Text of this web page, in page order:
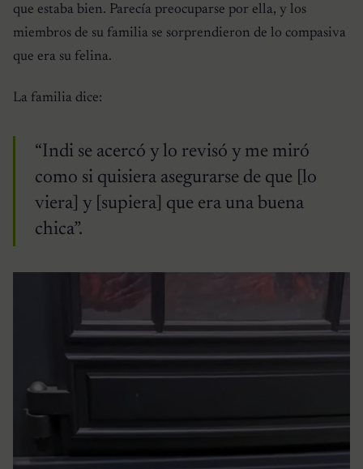
que estaba bien. Parecía preocuparse por ella, y los
miembros de su familia se sorprendieron de lo compasiva
que era su felina.
La familia dice:
“Indi se acercó y lo revisó y me miró
como si quisiera asegurarse de que [lo
viera] y [supiera] que era una buena
chica”.